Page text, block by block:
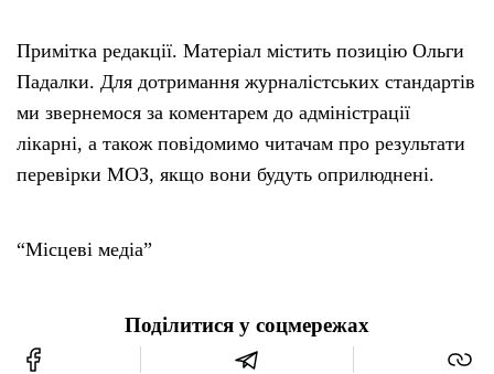
Примітка редакції. Матеріал містить позицію Ольги
Падалки. Для дотримання журналістських стандартів
ми звернемося за коментарем до адміністрації
лікарні, а також повідомимо читачам про результати
перевірки МОЗ, якщо вони будуть оприлюднені.
“Місцеві медіа”
Поділитися у соцмережах